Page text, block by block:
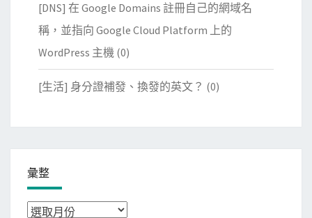
[DNS] 在 Google Domains 註冊自己的網域名
稱，並指向 Google Cloud Platform 上的
WordPress 主機 (0)
[生活] 身分證補發、換發的英文？ (0)
彙整
彙